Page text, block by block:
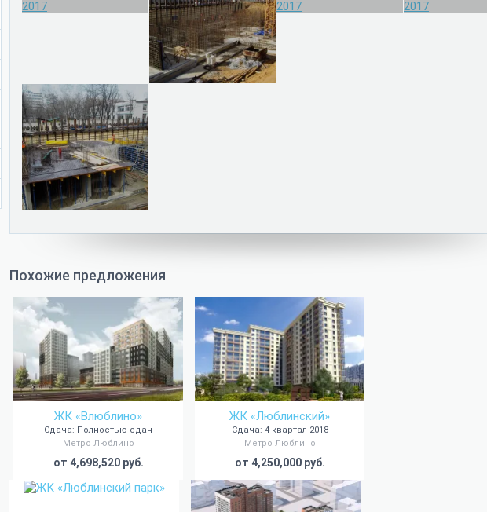
Похожие предложения
ЖК «Влюблино»
Сдача: Полностью сдан
Метро Люблино
от 4,698,520 руб.
ЖК «Люблинский»
Сдача: 4 квартал 2018
Метро Люблино
от 4,250,000 руб.